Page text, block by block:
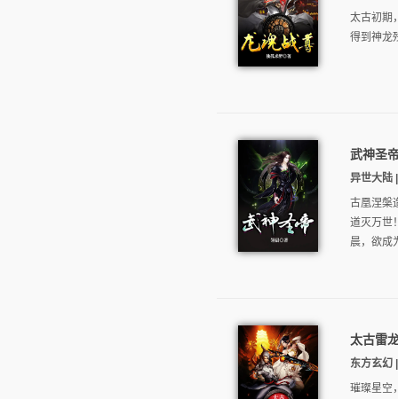
太古初期
得到神龙
武神圣
异世大陆
古凰涅槃
道灭万世
晨，欲成
太古雷
东方玄幻
璀璨星空